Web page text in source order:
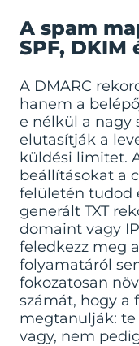
A spam
SPF, DKIM
A DMARC
hanem a
e nélkül a nagy
elutasítják a
küldési limitet.
beállításokat a
felületén tudod
generált TXT
domaint vagy
feledkezz meg
folyamatáról
fokozatosan
számát, hogy a
megtanulják:
vagy, nem